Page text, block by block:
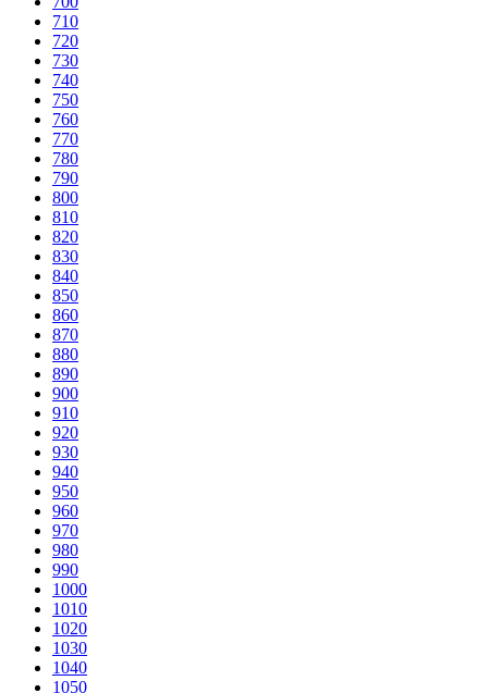
710
720
730
740
750
760
770
780
790
800
810
820
830
840
850
860
870
880
890
900
910
920
930
940
950
960
970
980
990
1000
1010
1020
1030
1040
1050